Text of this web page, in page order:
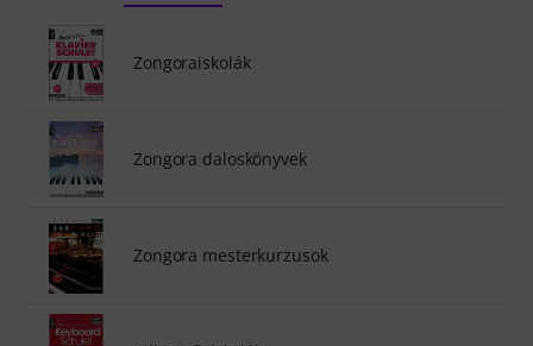
Zongoraiskolák
Zongora daloskönyvek
Zongora mesterkurzusok